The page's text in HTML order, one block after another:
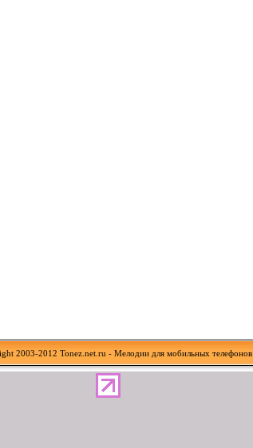
2003-2012 Tonez.net.ru - Мелодии для мобильных телефонов